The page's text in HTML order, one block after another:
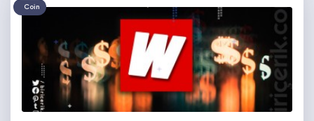
Coin